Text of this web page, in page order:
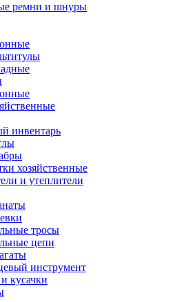
ремни и шнуры
инвентарь
хозяйственные
и утеплители
тросы
цепи
инструмент
кусачки